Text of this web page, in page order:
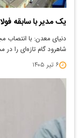
یک مدیر با سابقه
دنیای معدن: با انتصاب
شاهرود گام تازه‌ای را
۶ تیر ۱۴۰۵